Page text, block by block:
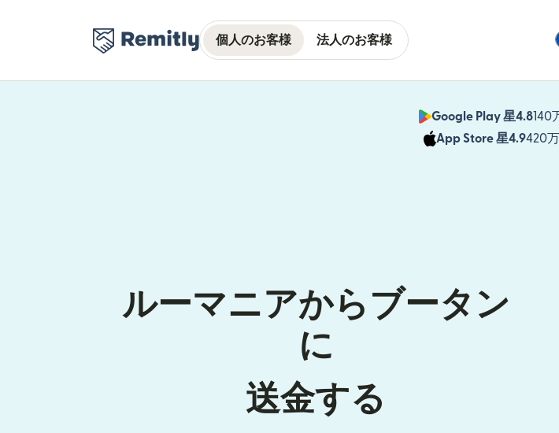
個人のお客様 法人のお客様
Google Play 星4.8140
App Store 星4.9420
ルーマニアからブータン
に
送金する